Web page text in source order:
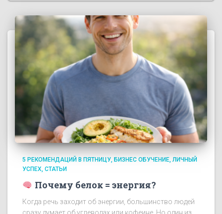
5 РЕКОМЕНДАЦИЙ В ПЯТНИЦУ БИЗНЕС ОБУЧЕНИЕ ЛИЧНЫЙ
УСПЕХ СТАТЬИ
Почему белок = энергия?
Когда речь заходит об энергии, большинство людей